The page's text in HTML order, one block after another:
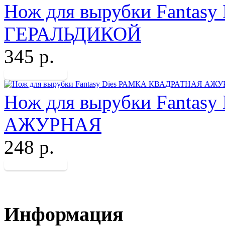
Нож для вырубки
ГЕРАЛЬДИКОЙ
345 р.
Нож для вырубки
АЖУРНАЯ
248 р.
Информация